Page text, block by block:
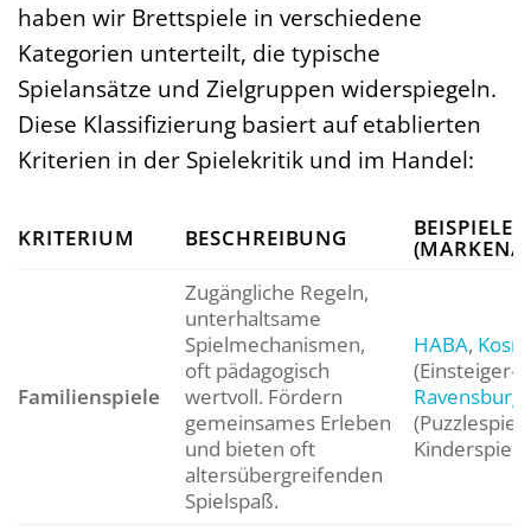
haben wir Brettspiele in verschiedene
Kategorien unterteilt, die typische
Spielansätze und Zielgruppen widerspiegeln.
Diese Klassifizierung basiert auf etablierten
Kriterien in der Spielekritik und im Handel:
KRITERIUM BESCHREIBUNG BEISPIELE
(MARKEN/
Familienspiele
Zugängliche Regeln,
unterhaltsame
Spielmechanismen,
oft pädagogisch
wertvoll. Fördern
gemeinsames Erleben
und bieten oft
altersübergreifenden
Spielspaß.
HABA,
(Einsteiger-